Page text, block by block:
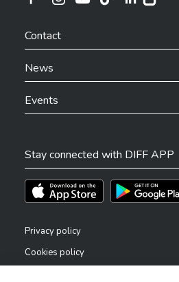
Ville de Differdange sur
Contact
News
Events
Stay connected with DIFF APP
Téléchargez l'app sur l'App Store
Téléchargez
Privacy policy
Cookies policy